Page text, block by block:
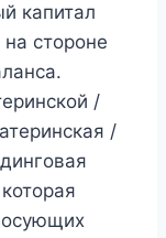
капитал
стороне
/
/